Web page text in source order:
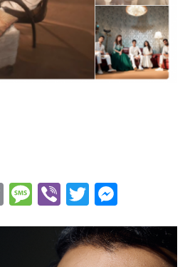
CopyMessage
ViberTwitter